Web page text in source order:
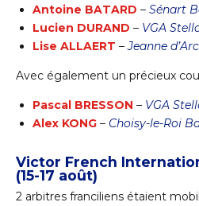
Antoine BATARD – Sénart
Lucien DURAND – VGA
Lise ALLAERT –Jeanne
Avec également un précieux
Pascal BRESSON – VGA
Alex KONG – Choisy-le-Roi
Victor French
(15-17 août)
2 arbitres franciliens étaient